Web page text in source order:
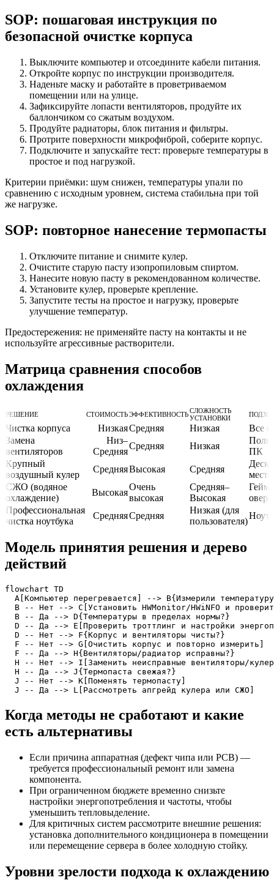
SOP: пошаговая инструкция по
безопасной очистке корпуса
Выключите компьютер и отсоедините кабели питания.
Откройте корпус по инструкции производителя.
Наденьте маску и работайте в проветриваемом
помещении или на улице.
Зафиксируйте лопасти вентиляторов, продуйте их
баллончиком со сжатым воздухом.
Продуйте радиаторы, блок питания и фильтры.
Протрите поверхности микрофиброй, соберите корпус.
Подключите и запускайте тест: проверьте температуры в
простое и под нагрузкой.
Критерии приёмки: шум снижен, температуры упали по
сравнению с исходным уровнем, система стабильна при той
же нагрузке.
SOP: повторное нанесение термопасты
Отключите питание и снимите кулер.
Очистите старую пасту изопропиловым спиртом.
Нанесите новую пасту в рекомендованном количестве.
Установите кулер, проверьте крепление.
Запустите тесты на простое и нагрузку, проверьте
улучшение температур.
Предостережения: не применяйте пасту на контакты и не
используйте агрессивные растворители.
Матрица сравнения способов
охлаждения
РЕШЕНИЕ СТОИМОСТЬЭФФЕКТИВНОСТЬСЛОЖНОСТЬ
УСТАНОВКИ
Чистка корпуса НизкаяСредняя Низкая
Все
Замена
вентиляторов
Низ–
Средняя
Средняя Низкая
ПК
Крупный
воздушный кулер
СредняяВысокая Средняя
СЖО (водяное
охлаждение)
Высокая
Очень
высокая
Средняя–
Высокая
Профессиональная
чистка ноутбука
СредняяСредняя
Низкая (для
пользователя)
Модель принятия решения и дерево
действий
flowchart TD
A[Компьютер перегревается] --> B{Измерили
B -- Нет --> C[Установить HWMonitor/HWiNFO и
  B -- Да --> D{Температуры в пределах нормы?}
D -- Да --> E[Проверить троттлинг и настройки
  D -- Нет --> F{Корпус и вентиляторы чисты?}
  F -- Нет --> G[Очистить корпус и повторно измерить]
  F -- Да --> H{Вентиляторы/радиатор исправны?}
H -- Нет --> I[Заменить неисправные вентиляторы/
  H -- Да --> J{Термопаста свежая?}
  J -- Нет --> K[Поменять термопасту]
  J -- Да --> L[Рассмотреть апгрейд кулера или СЖО]
Когда методы не сработают и какие
есть альтернативы
Если причина аппаратная (дефект чипа или PCB) —
требуется профессиональный ремонт или замена
компонента.
При ограниченном бюджете временно снизьте
настройки энергопотребления и частоты, чтобы
уменьшить тепловыделение.
Для критичных систем рассмотрите внешние решения:
установка дополнительного кондиционера в помещении
или перемещение сервера в более холодную стойку.
Уровни зрелости подхода к охлаждению